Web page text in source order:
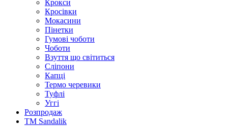
Крокси
Кросівки
Мокасини
Пінетки
Гумові чоботи
Чоботи
Взуття що світиться
Сліпони
Капці
Термо черевики
Туфлі
Уггі
Розпродаж
TM Sandalik